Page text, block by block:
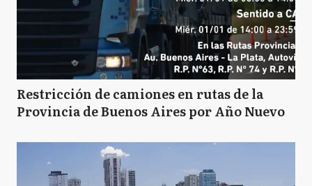
A Ayacucho
A Azul
BB Bahía Blanca
Restricción de camiones en rutas de la
Provincia de Buenos Aires por Año Nuevo